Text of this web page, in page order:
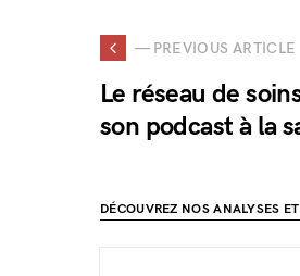
— PREVIOUS ARTICLE
Le réseau de
son podcast à la
DÉCOUVREZ NOS ANALYSES